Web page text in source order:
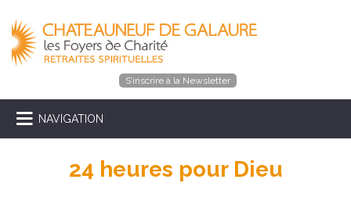
S’inscrire à la Newsletter
NAVIGATION
24 heures pour Dieu